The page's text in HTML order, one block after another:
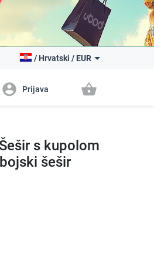
/ Hrvatski / EUR
account_circle Prijava shopping_basket
s kupolom
šešir